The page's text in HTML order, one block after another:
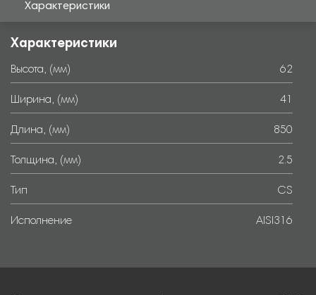
Характеристики
Характеристики
Высота, (мм) 62
Ширина, (мм) 41
Длина, (мм) 850
Толщина, (мм) 2.5
Тип CS
Исполнение AISI316